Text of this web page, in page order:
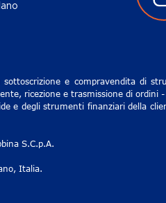
e compravendita di
ricezione e trasmissione di ordini
e degli strumenti finanziari della
S.C.p.A.
Italia.